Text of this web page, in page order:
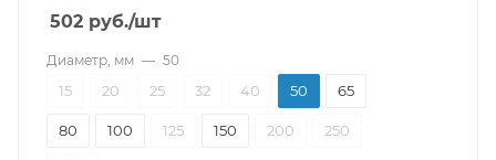
502 руб./шт
Диаметр, мм — 50
15 20 25 32 40 50 65
80 100 125 150 200 250